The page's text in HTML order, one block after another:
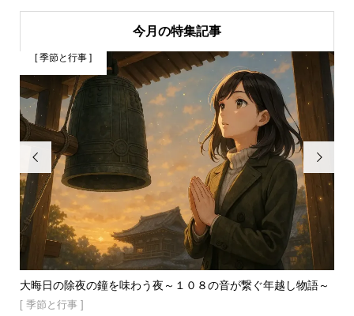
今月の特集記事

大晦日の除夜の鐘を味わう夜～１０８の音が繋ぐ年越し物語～
[ 季節と行事 ]
[ 季節と行事 ]
